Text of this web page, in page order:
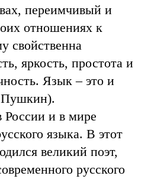
переимчивый и
отношениях к
свойственна
яркость, простота и
Язык – это и
Пушкин).
России и в мире
языка. В этот
великий поэт,
русского